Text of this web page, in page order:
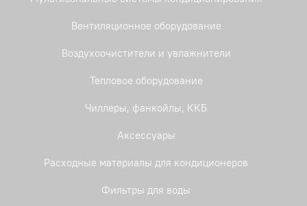
Вентиляционное оборудование
Воздухоочистители и увлажнители
Тепловое оборудование
Чиллеры, фанкойлы, ККБ
Аксессуары
Расходные материалы для кондиционеров
Фильтры для воды